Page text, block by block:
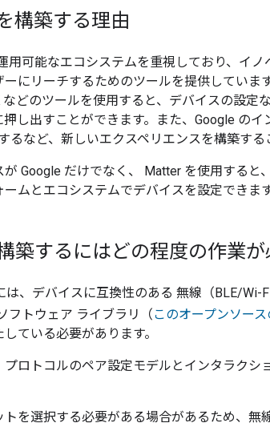
構築する理由
用可能なエコシステムを重視しており、イ
ーにリーチするためのツールを提供してい
などのツールを使用すると、デバイスの設
押し出すことができます。また、Google の
るなど、新しいエクスペリエンスを構築する
Google だけでなく、 Matter を使用すると
ムとエコシステムでデバイスを設定できます
築するにはどの程度の作業
は、デバイスに互換性のある 無線（BLE/Wi-
フトウェア ライブラリ（このオープンソー
ている必要があります。
プロトコルのペア設定モデルとインタラク
トを選択する必要がある場合があるため、